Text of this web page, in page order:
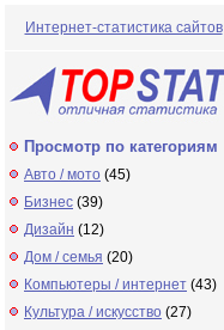
Интернет-статистика сайтов
Просмотр по категориям
Авто / мото (45)
Бизнес (39)
Дизайн (12)
Дом / семья (20)
Компьютеры / интернет (43)
Культура / искусство (27)